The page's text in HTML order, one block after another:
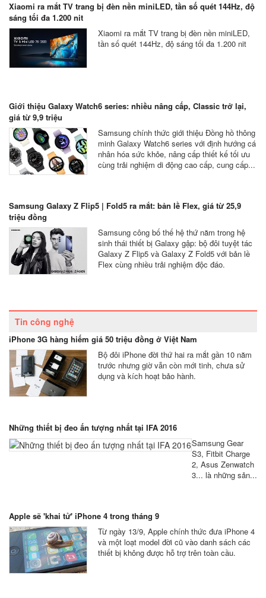
Xiaomi ra mắt TV trang bị đèn nền miniLED, tần số quét 144Hz, độ
sáng tối đa 1.200 nit
Xiaomi ra mắt TV trang bị đèn nền miniLED,
tần số quét 144Hz, độ sáng tối đa 1.200 nit
Giới thiệu Galaxy Watch6 series: nhiều nâng cấp, Classic trở lại,
giá từ 9,9 triệu
Samsung chính thức giới thiệu Đồng hồ thông
minh Galaxy Watch6 series với định hướng cá
nhân hóa sức khỏe, nâng cấp thiết kế tối ưu
cùng trải nghiệm di động cao cấp, cung cấp...
Samsung Galaxy Z Flip5 | Fold5 ra mắt: bản lề Flex, giá từ 25,9
triệu đồng
Samsung công bố thế hệ thứ năm trong hệ
sinh thái thiết bị Galaxy gập: bộ đôi tuyệt tác
Galaxy Z Flip5 và Galaxy Z Fold5 với bản lề
Flex cùng nhiều trải nghiệm độc đáo.
Tin công nghệ
iPhone 3G hàng hiếm giá 50 triệu đồng ở Việt Nam
Bộ đôi iPhone đời thứ hai ra mắt gần 10 năm
trước nhưng giờ vẫn còn mới tinh, chưa sử
dụng và kích hoạt bảo hành.
Những thiết bị đeo ấn tượng nhất tại IFA 2016
Samsung Gear
S3, Fitbit Charge
2, Asus Zenwatch
3... là những sản...
Apple sẽ 'khai tử' iPhone 4 trong tháng 9
Từ ngày 13/9, Apple chính thức đưa iPhone 4
và một loạt model đời cũ vào danh sách các
thiết bị không được hỗ trợ trên toàn cầu.